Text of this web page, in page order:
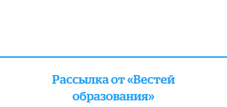
Рассылка от «Вестей
образования»